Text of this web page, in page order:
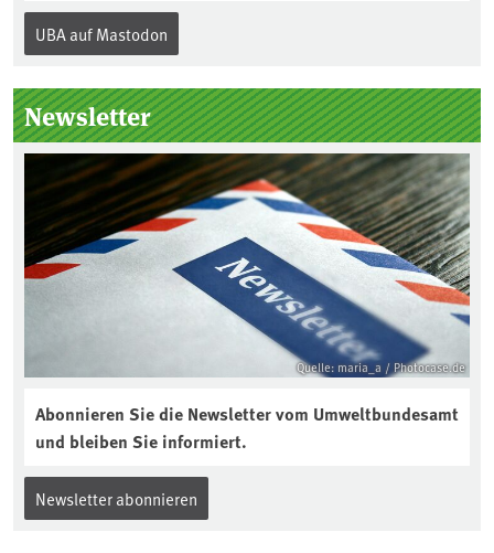
Internationalen Tag des Bodens, der
„Boden des Jahres“ vorgestellt. Das UBA
Kuratorium, wie wird der Boden des
Jahres ausgewählt und was passiert
eigentlich während eines solchen
Bodenjahres? Infos dazu gibt es im
aktuellen Podcast „Soilcast“. Jetzt
reinhören:
https://soilcast.de/interview/sc202-
interview-die-kuer-der-krume/
UBA auf Mastodon
Newsletter
Quelle: maria_a / Photocase.de
Abonnieren Sie die Newsletter vom Umweltbundesamt
und bleiben Sie informiert.
Newsletter abonnieren